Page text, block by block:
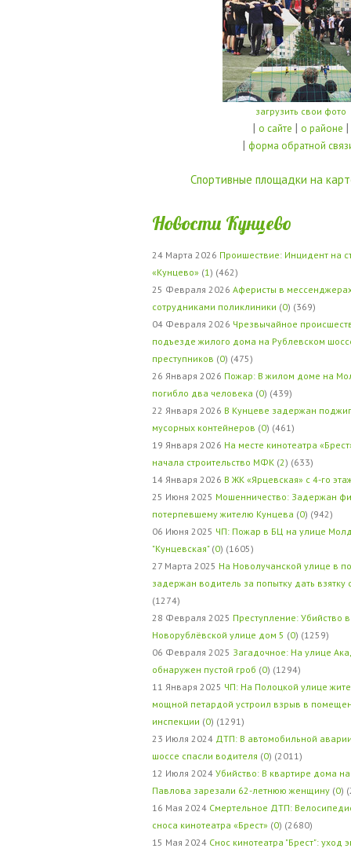
загрузить свои фото
| о сайте | о районе |
| форма обратной
Спортивные площадки на
Новости Кунцево
24 Марта 2026 Проишествие: Инцидент на
«Кунцево» (1 ) (462)
25 Февраля 2026 Аферисты в
сотрудниками поликлиники (0) (369)
04 Февраля 2026 Чрезвычайное
подъезде жилого дома на Рублевском
преступников (0) (475)
26 Января 2026 Пожар: В жилом доме на
погибло два человека (0) (439)
22 Января 2026 В Кунцеве задержан
мусорных контейнеров (0) (461)
19 Января 2026 На месте кинотеатра
начала строительство МФК (2) (633)
14 Января 2026 В ЖК «Ярцевская» с 4-го
25 Июня 2025 Мошенничество: Задержан
потерпевшему жителю Кунцева (0) (942)
06 Июня 2025 ЧП: Пожар в БЦ на улице
"Кунцевская" (0) (1605)
27 Марта 2025 На Новолучанской улице в
задержан водитель за попытку дать
(1274)
28 Февраля 2025 Преступление: Убийство
Новорублёвской улице дом 5 (0) (1259)
06 Февраля 2025 Загадочное: На улице
обнаружен пустой гроб (0) (1294)
11 Января 2025 ЧП: На Полоцкой улице
мощной петардой устроил взрыв в
инспекции (0) (1291)
23 Июля 2024 ДТП: В автомобильной
шоссе спасли водителя (0) (2011)
12 Июля 2024 Убийство: В квартире дома
Павлова зарезали 62-летнюю женщину (0)
16 Мая 2024 Смертельное ДТП:
сноса кинотеатра «Брест» (0) (2680)
15 Мая 2024 Снос кинотеатра "Брест": уход